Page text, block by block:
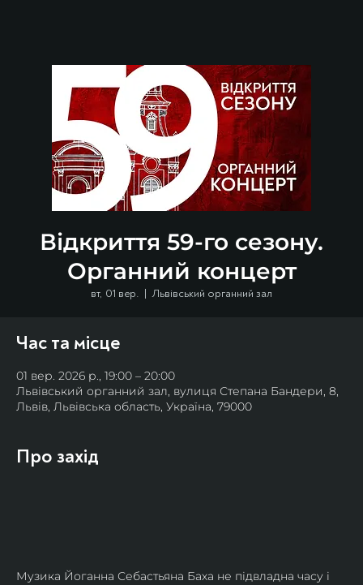
Відкриття 59-го сезону.
Органний концерт
вт, 01 вер.
  |
Львівський органний зал
Час та місце
01 вер. 2026 р., 19:00 – 20:00
Львівський органний зал, вулиця Степана Бандери, 8,
Львів, Львівська область, Україна, 79000
Про захід
Музика Йоганна Себастьяна Баха не підвладна часу і